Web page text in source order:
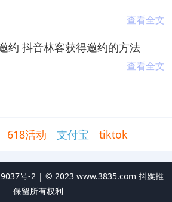
查看全文
约 抖音林客获得邀约的方法
查看全文
618活动 支付宝 tiktok
号-2 | © 2023www.3835.com 抖媒推
保留所有权利